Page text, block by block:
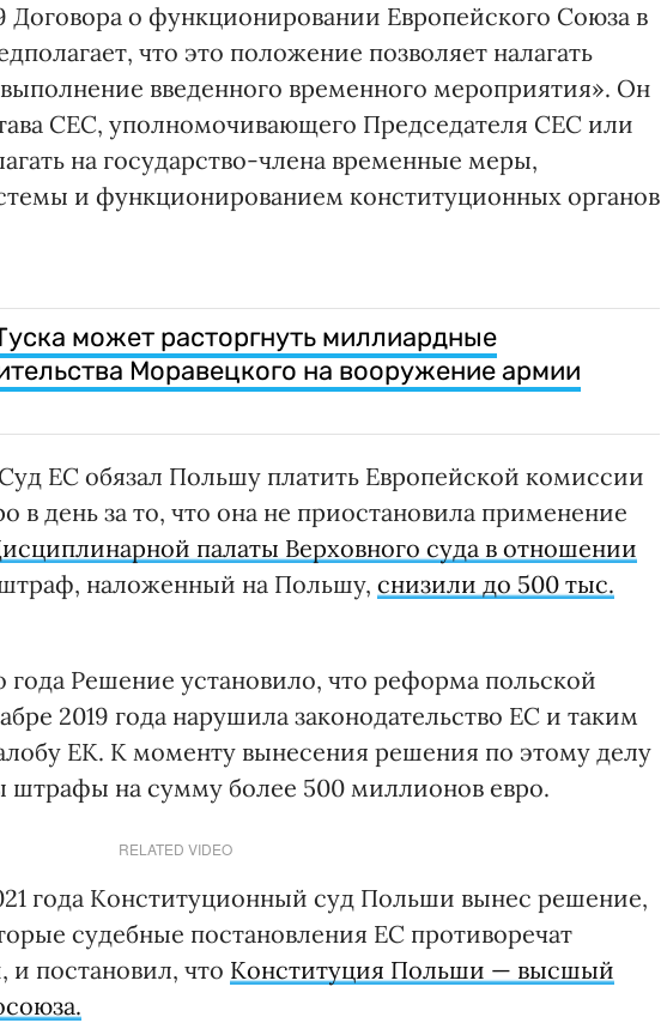
Договора о функционировании Европейского Союза в
что это положение позволяет налагать
введенного временного мероприятия». Он
СЕС, уполномочивающего Председателя СЕС или
на государство-члена временные меры,
и функционированием конституционных органов
может расторгнуть миллиардные
Моравецкого на вооружение армии
Суд ЕС обязал Польшу платить Европейской комиссии
в день за то, что она не приостановила применение
палаты Верховного суда в отношении
штраф, наложенный на Польшу, снизили до 500 тыс.
года Решение установило, что реформа польской
2019 года нарушила законодательство ЕС и таким
ЕК. К моменту вынесения решения по этому делу
на сумму более 500 миллионов евро.
RELATED VIDEO
года Конституционный суд Польши вынес решение,
судебные постановления ЕС противоречат
постановил, что Конституция Польши — высшый